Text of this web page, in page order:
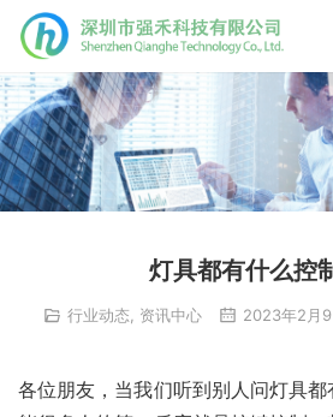
灯具都有什么控
行业动态 资讯中心 2023年2月
各位朋友，当我们听到别人问灯具